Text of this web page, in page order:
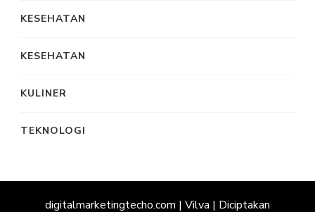
KESEHATAN
KESEHATAN
KULINER
TEKNOLOGI
digitalmarketingtecho.com | Vilva | Diciptakan